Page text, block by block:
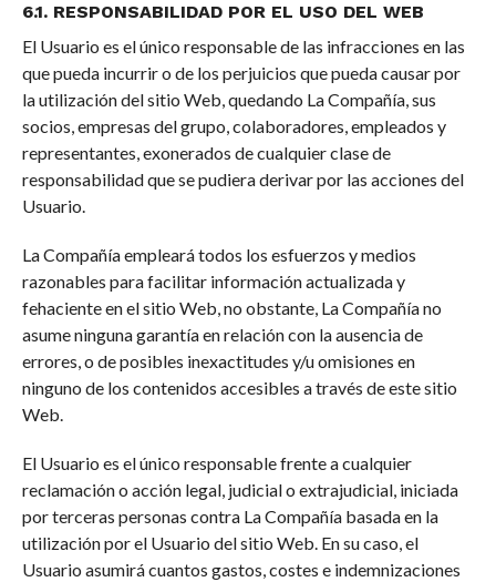
6.1. RESPONSABILIDAD POR EL USO DEL WEB
El Usuario es el único responsable de las infracciones en las
que pueda incurrir o de los perjuicios que pueda causar por
la utilización del sitio Web, quedando La Compañía, sus
socios, empresas del grupo, colaboradores, empleados y
representantes, exonerados de cualquier clase de
responsabilidad que se pudiera derivar por las acciones del
Usuario.
La Compañía empleará todos los esfuerzos y medios
razonables para facilitar información actualizada y
fehaciente en el sitio Web, no obstante, La Compañía no
asume ninguna garantía en relación con la ausencia de
errores, o de posibles inexactitudes y/u omisiones en
ninguno de los contenidos accesibles a través de este sitio
Web.
El Usuario es el único responsable frente a cualquier
reclamación o acción legal, judicial o extrajudicial, iniciada
por terceras personas contra La Compañía basada en la
utilización por el Usuario del sitio Web. En su caso, el
Usuario asumirá cuantos gastos, costes e indemnizaciones